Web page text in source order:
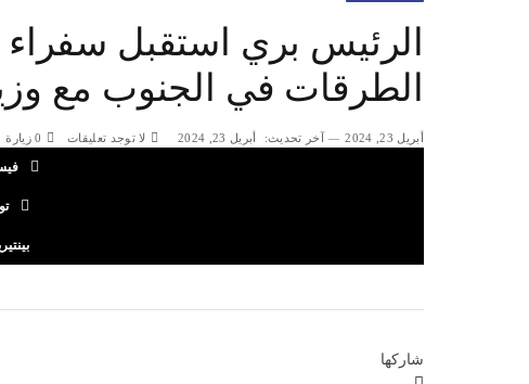
الرئيس بري استقبل سفراء
الطرقات في الجنوب مع
أبريل 23, 2024 آخر تحديث: أبريل 23, 2024 لا توجد تعليقات 0 زيارة
شاركها